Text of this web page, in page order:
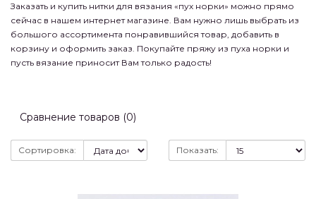
Заказать и купить нитки для вязания «пух норки» можно прямо
сейчас в нашем интернет магазине. Вам нужно лишь выбрать из
большого ассортимента понравившийся товар, добавить в
корзину и оформить заказ. Покупайте пряжу из пуха норки и
пусть вязание приносит Вам только радость!
Сравнение товаров (0)
Сортировка: Показать: